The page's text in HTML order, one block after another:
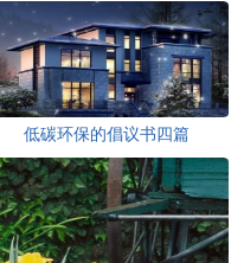
低碳环保的倡议书四篇